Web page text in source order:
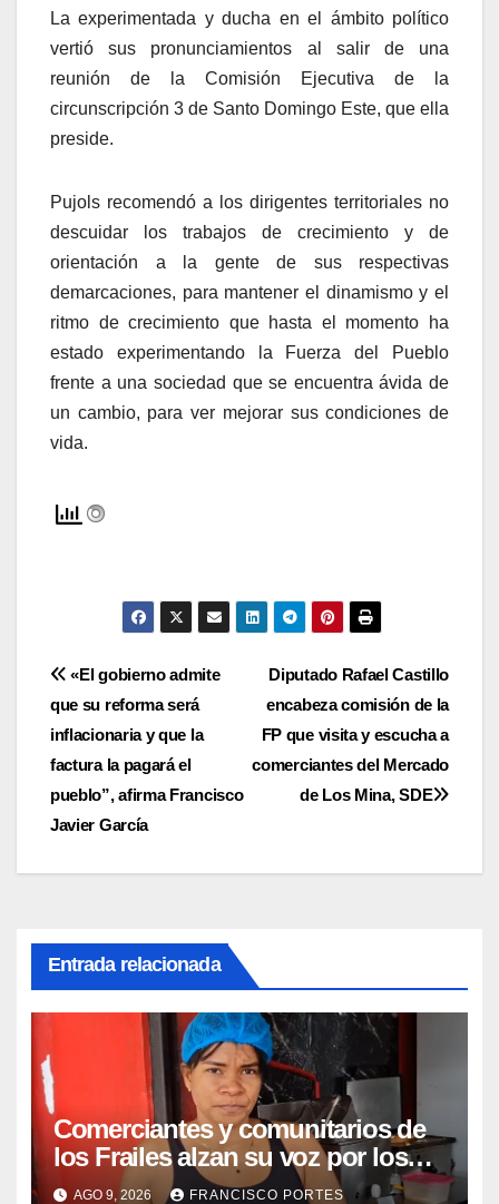
La experimentada y ducha en el ámbito político
vertió sus pronunciamientos al salir de una
reunión de la Comisión Ejecutiva de la
circunscripción 3 de Santo Domingo Este, que ella
preside.
Pujols recomendó a los dirigentes territoriales no
descuidar los trabajos de crecimiento y de
orientación a la gente de sus respectivas
demarcaciones, para mantener el dinamismo y el
ritmo de crecimiento que hasta el momento ha
estado experimentando la Fuerza del Pueblo
frente a una sociedad que se encuentra ávida de
un cambio, para ver mejorar sus condiciones de
vida.
Navegación
de
entradas
Diputado Rafael Castillo
encabeza comisión de la
FP que visita y escucha a
comerciantes del Mercado
de Los Mina, SDE
«El gobierno admite
que su reforma será
inflacionaria y que la
factura la pagará el
pueblo”, afirma Francisco
Javier García
Entrada relacionada
Comerciantes y comunitarios de
los Frailes alzan su voz por los
prolongados apagones
AGO 9, 2026 FRANCISCO PORTES